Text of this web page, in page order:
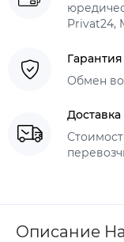
Privat24,
Гарантия
Обмен
Доставка
Описание